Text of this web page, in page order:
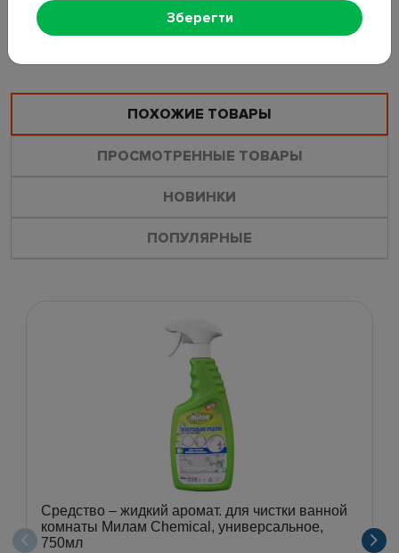
ОСТАВИТЬ ОТЗЫВ ЗАДАТЬ ВОПРОС
ПОХОЖИЕ ТОВАРЫ
ПРОСМОТРЕННЫЕ ТОВАРЫ
НОВИНКИ
ПОПУЛЯРНЫЕ
Средство – жидкий аромат. для чистки ванной
комнаты Милам Chemical, универсальное,
750мл
Зберегти